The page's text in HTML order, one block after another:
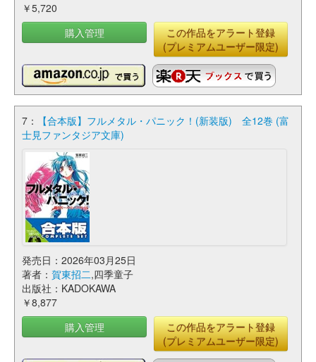
￥5,720
購入管理
この作品をアラート登録
(プレミアムユーザー限定)
7：
【合本版】フルメタル・パニック！(新装版) 全12巻 (富
士見ファンタジア文庫)
発売日：2026年03月25日
著者： 賀東招二,四季童子
出版社：KADOKAWA
￥8,877
購入管理
この作品をアラート登録
(プレミアムユーザー限定)